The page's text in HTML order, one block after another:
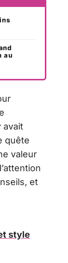
au
avait
quête
valeur
et
style